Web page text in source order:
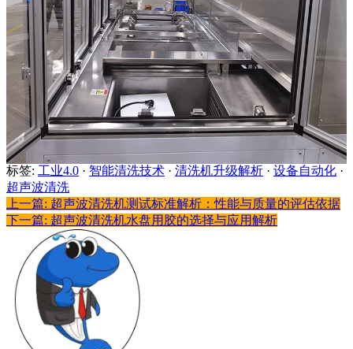
标签: 工业4.0 · 智能清洗技术 · 清洗机升级解析 · 设备自动化 ·
超声波清洗
上一篇: 超声波清洗机测试标准解析：性能与质量的评估依据
下一篇: 超声波清洗机水盘用胶的选择与应用解析